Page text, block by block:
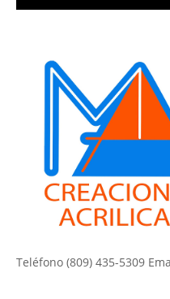
Teléfono (809) 435-5309